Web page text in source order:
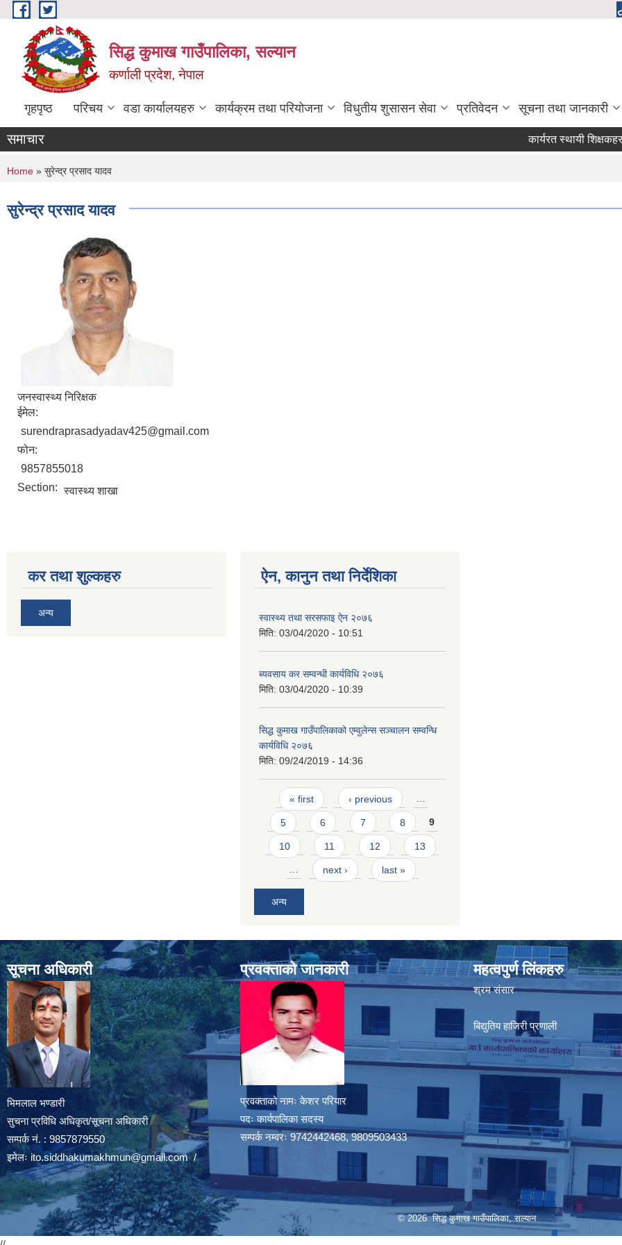
Skip to main content
सिद्ध कुमाख गाउँपालिका, सल्यान
कर्णाली प्रदेश, नेपाल
गृहपृष्ठ परिचय वडा कार्यालयहरु कार्यक्रम तथा परियोजना विधुतीय शुसासन सेवा प्रतिवेदन सूचना तथा जानकारी
समाचार कार्यरत स्थायी
You are here
Home » सुरेन्द्र प्रसाद यादव
सुरेन्द्र प्रसाद यादव
जनस्वास्थ्य निरिक्षक
ईमेल:
surendraprasadyadav425@gmail.com
फोन:
9857855018
Section: स्वास्थ्य शाखा
कर तथा शुल्कहरु
अन्य
ऐन, कानुन तथा निर्देशिका
स्वास्थ्य तथा सरसफाइ ऐन २०७६
मिति: 03/04/2020 - 10:51
ब्यवसाय कर सम्वन्धी कार्यविधि २०७६
मिति: 03/04/2020 - 10:39
सिद्ध कुमाख गाउँपालिकाको एम्वुलेन्स सञ्चालन सम्वन्धि
कार्यविधि २०७६
मिति: 09/24/2019 - 14:36
Pages
« first ‹ previous …
5 6 7 8 9
10 11 12 13
… next › last »
अन्य
सूचना अधिकारी
भिमलाल भण्डारी
सुचना प्रविधि अधिकृत/सूचना अधिकारी
सम्पर्क नं. : 9857879550
इमेलः ito.siddhakumakhmun@gmail.com/
प्रवक्ताको जानकारी
प्रवक्ताको नामः केशर परियार
पदः कार्यपालिका सदस्य
सम्पर्क नम्वरः 9742442468, 9809503433
महत्वपुर्ण लिंकहरु
श्रम संसार
बिद्युतिय हाजिरी प्रणाली
© 2026 सिद्ध कुमाख गाउँपालिका, सल्यान